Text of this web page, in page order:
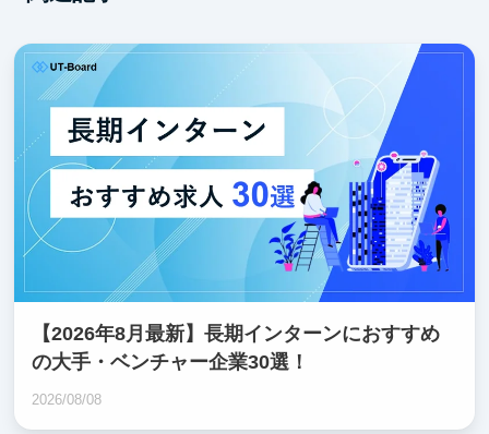
【2026年8月最新】長期インターンにおすすめ
の大手・ベンチャー企業30選！
2026/08/08